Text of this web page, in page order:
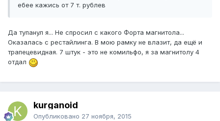
ебее кажись от 7 т. рублев
Да тупанул я... Не спросил с какого Форта магнитола...
Оказалась с рестайлинга. В мою рамку не влазит, да ещё и
трапецевидная. 7 штук - это не комильфо, я за магнитолу 4
отдал
kurganoid
Опубликовано 27 ноября, 2015